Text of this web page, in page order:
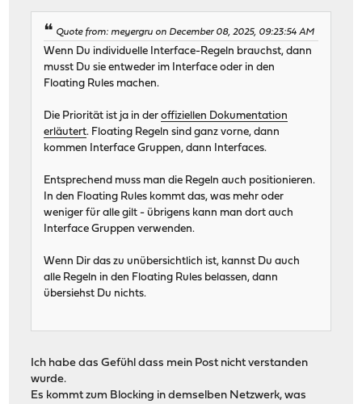
Quote from: meyergru on December 08, 2025, 09:23:54 AM
Wenn Du individuelle Interface-Regeln brauchst, dann
musst Du sie entweder im Interface oder in den
Floating Rules machen.
Die Priorität ist ja in deroffiziellen Dokumentation
erläutert. Floating Regeln sind ganz vorne, dann
kommen Interface Gruppen, dann Interfaces.
Entsprechend muss man die Regeln auch positionieren.
In den Floating Rules kommt das, was mehr oder
weniger für alle gilt - übrigens kann man dort auch
Interface Gruppen verwenden.
Wenn Dir das zu unübersichtlich ist, kannst Du auch
alle Regeln in den Floating Rules belassen, dann
übersiehst Du nichts.
Ich habe das Gefühl dass mein Post nicht verstanden
wurde.
Es kommt zum Blocking in demselben Netzwerk, was